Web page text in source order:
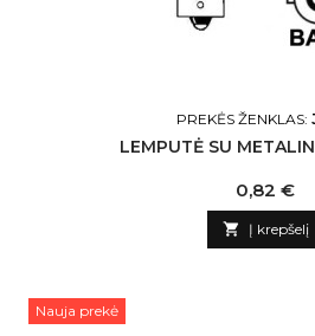
PREKĖS ŽENKLAS:
LEMPUTĖ SU
Kaina
0,82 €
 Į krepšelį
Nauja prekė